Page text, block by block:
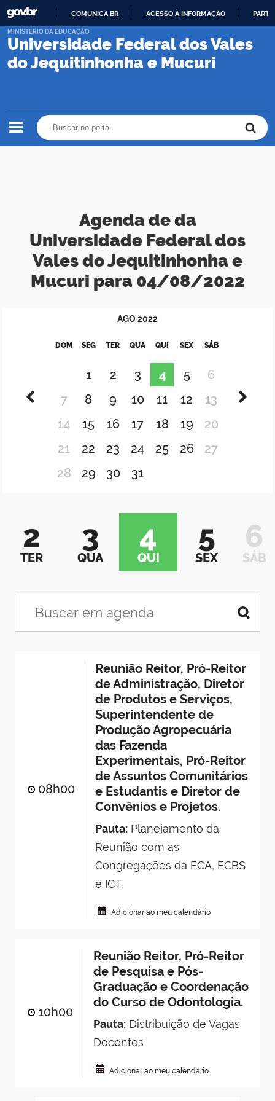
PARA
CONTEÚDO
COMUNICA BR ACESSO À INFORMAÇÃO
Universidade Federal dos Vales
do Jequitinhonha e Mucuri
MINISTÉRIO DA EDUCAÇÃO
Agenda de da
Universidade Federal dos
Vales do Jequitinhonha e
Mucuri para 04/08/2022
AGO2022
DOM SEG TER QUA QUI SEX SÁB
1 2 3 4 5
6
7
8 9 10 11 12
13
14
15 16 17 18 19
20
21
22 23 24 25 26
27
28
29 30 31
2
TER
3
QUA
4
QUI
5
SEX
6
SÁB
08h00
Reunião Reitor, Pró-Reitor
de Administração, Diretor
de Produtos e Serviços,
Superintendente de
Produção Agropecuária
das Fazenda
Experimentais, Pró-Reitor
de Assuntos Comunitários
e Estudantis e Diretor de
Convênios e Projetos.
Pauta:Planejamento da
Reunião com as
Congregações da FCA, FCBS
e ICT.
Adicionar ao meu calendário
10h00
Reunião Reitor, Pró-Reitor
de Pesquisa e Pós-
Graduação e Coordenação
do Curso de Odontologia.
Pauta:Distribuição de Vagas
Docentes
Adicionar ao meu calendário